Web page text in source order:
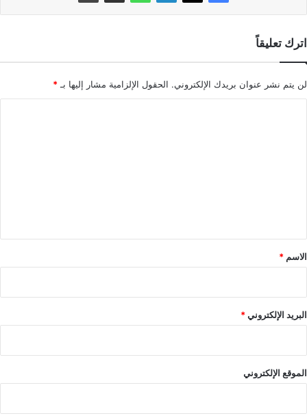
اترك تعليقاً
لن يتم نشر عنوان بريدك الإلكتروني. الحقول الإلزامية مشار إليها بـ *
*
الاسم *
البريد الإلكتروني*
الموقع الإلكتروني